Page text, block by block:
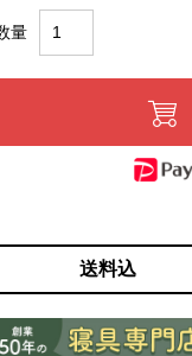
送料込